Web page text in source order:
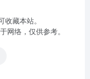
藏本站。
网络，仅供参考。